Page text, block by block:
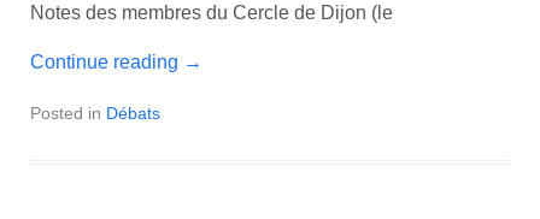
Notes des membres du Cercle de Dijon (le
Continue reading →
Posted in Débats